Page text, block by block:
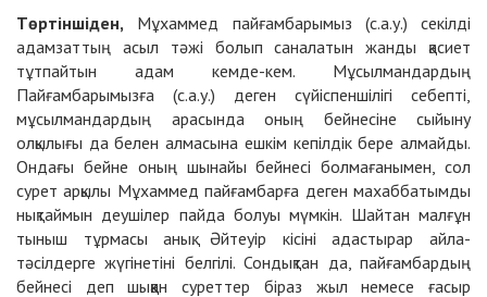
Төртіншіден, Мұхаммед пайғамбарымыз (с.а.у.) секілді
адамзаттың асыл тәжі болып саналатын жанды қасиет
тұтпайтын адам кемде-кем. Мұсылмандардың
Пайғамбарымызға (с.а.у.) деген сүйіспеншілігі себепті,
мұсылмандардың арасында оның бейнесіне сыйыну
олқылығы да белен алмасына ешкім кепілдік бере алмайды.
Ондағы бейне оның шынайы бейнесі болмағанымен, сол
сурет арқылы Мұхаммед пайғамбарға деген махаббатымды
нықтаймын деушілер пайда болуы мүмкін. Шайтан малғұн
тыныш тұрмасы анық. Әйтеуір кісіні адастырар айла-
тәсілдерге жүгінетіні белгілі. Сондықтан да, пайғамбардың
бейнесі деп шыққан суреттер біраз жыл немесе ғасыр